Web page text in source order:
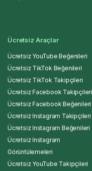
Ücretsiz Araçlar
Ücretsiz YouTube Beğenileri
Ücretsiz TikTok Beğenileri
Ücretsiz TikTok Takipçileri
Ücretsiz Facebook Takipçileri
Ücretsiz Facebook Beğenileri
Ücretsiz Instagram Takipçileri
Ücretsiz Instagram Beğenileri
Ücretsiz Instagram
Görüntülemeleri
Ücretsiz YouTube Takipçileri